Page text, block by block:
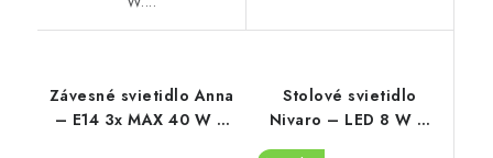
Závesné svietidlo Anna
– E14 3x MAX 40 W –
Stolové svietidlo
Nivaro – LED 8 W –